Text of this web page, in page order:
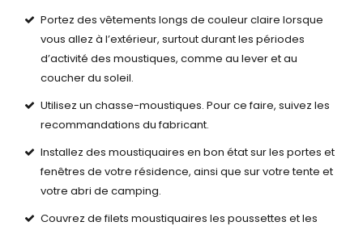
Portez des vêtements longs de couleur claire lorsque
vous allez à l’extérieur, surtout durant les périodes
d’activité des moustiques, comme au lever et au
coucher du soleil.
Utilisez un chasse-moustiques. Pour ce faire, suivez les
recommandations du fabricant.
Installez des moustiquaires en bon état sur les portes et
fenêtres de votre résidence, ainsi que sur votre tente et
votre abri de camping.
Couvrez de filets moustiquaires les poussettes et les